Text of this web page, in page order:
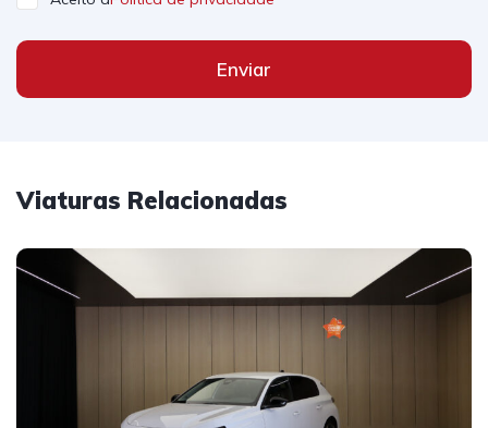
Enviar
Viaturas Relacionadas